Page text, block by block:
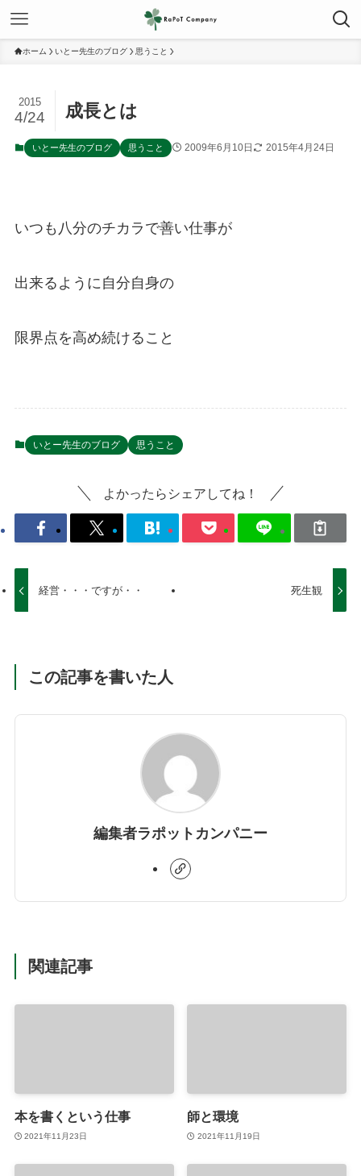
ホーム いとー先生のブログ 思うこと
成長とは
2015
4/24
いとー先生のブログ 思うこと 2009年6月10日 2015年4月24日
いつも八分のチカラで善い仕事が
出来るように自分自身の
限界点を高め続けること
いとー先生のブログ 思うこと
よかったらシェアしてね！
経営・・・ですが・・ 死生観
この記事を書いた人
編集者ラポットカンパニー
関連記事
本を書くという仕事
2021年11月23日
師と環境
2021年11月19日